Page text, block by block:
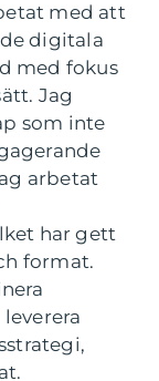
med att
digitala
med fokus
Jag
som inte
arbetat
har gett
format.